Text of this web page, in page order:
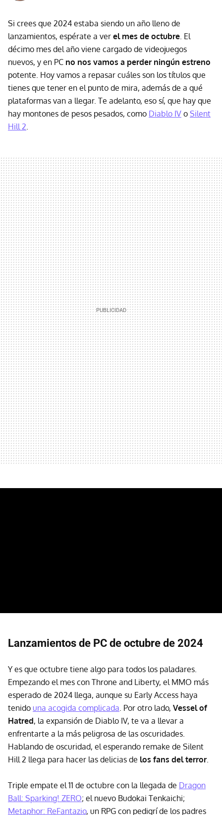
Si crees que 2024 estaba siendo un año lleno de
lanzamientos, espérate a ver el mes de octubre. El
décimo mes del año viene cargado de videojuegos
nuevos, y en PC no nos vamos a perder ningún estreno
potente. Hoy vamos a repasar cuáles son los títulos que
tienes que tener en el punto de mira, además de a qué
plataformas van a llegar. Te adelanto, eso sí, que hay que
hay montones de pesos pesados, como Diablo IV o Silent
Hill 2.
Lanzamientos de PC de octubre de 2024
Y es que octubre tiene algo para todos los paladares.
Empezando el mes con Throne and Liberty, el MMO más
esperado de 2024 llega, aunque su Early Access haya
tenido una acogida complicada. Por otro lado, Vessel of
Hatred, la expansión de Diablo IV, te va a llevar a
enfrentarte a la más peligrosa de las oscuridades.
Hablando de oscuridad, el esperando remake de Silent
Hill 2 llega para hacer las delicias de los fans del terror.
Triple empate el 11 de octubre con la llegada de Dragon
Ball: Sparking! ZERO; el nuevo Budokai Tenkaichi;
Metaphor: ReFantazio, un RPG con pedigrí de los padres